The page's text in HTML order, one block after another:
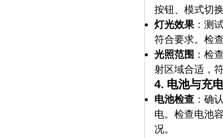
按钮、模式切
灯光效果 ：测
符合要求。检
光照范围 ：检
射区域合适，
4. 电池与充
电池检查 ：确
电。检查电池
况。